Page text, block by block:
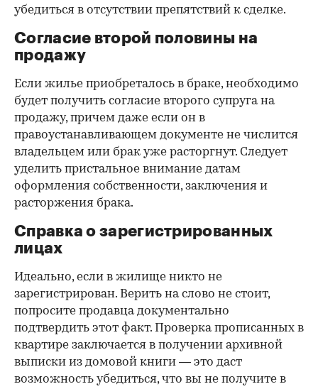
убедиться в отсутствии препятствий к сделке.
Согласие второй половины на
продажу
Если жилье приобреталось в браке, необходимо
будет получить согласие второго супруга на
продажу, причем даже если он в
правоустанавливающем документе не числится
владельцем или брак уже расторгнут. Следует
уделить пристальное внимание датам
оформления собственности, заключения и
расторжения брака.
Справка о зарегистрированных
лицах
Идеально, если в жилище никто не
зарегистрирован. Верить на слово не стоит,
попросите продавца документально
подтвердить этот факт. Проверка прописанных в
квартире заключается в получении архивной
выписки из домовой книги — это даст
возможность убедиться, что вы не получите в